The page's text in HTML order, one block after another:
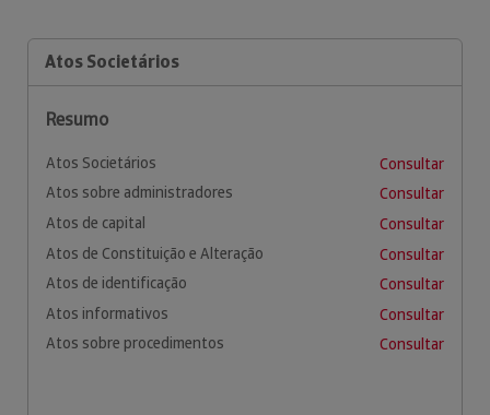
Atos Societários
Resumo
Atos Societários
Consultar
Atos sobre administradores
Consultar
Atos de capital
Consultar
Atos de Constituição e Alteração
Consultar
Atos de identificação
Consultar
Atos informativos
Consultar
Atos sobre procedimentos
Consultar